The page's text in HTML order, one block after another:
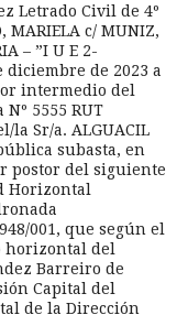
Letrado Civil de 4º
MARIELA c/ MUNIZ,
– ”I U E 2-
diciembre de 2023 a
intermedio del
Nº 5555 RUT
la Sr/a. ALGUACIL
subasta, en
postor del siguiente
Horizontal
001, que según el
horizontal del
Barreiro de
Capital del
de la Dirección